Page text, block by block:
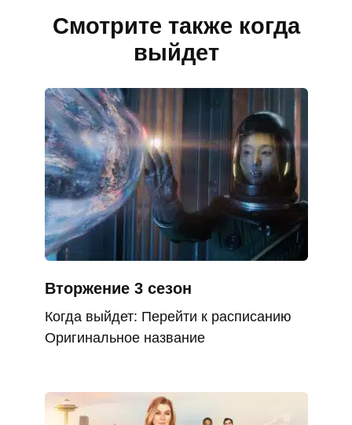
Смотрите также когда
выйдет
Вторжение 3 сезон
Когда выйдет: Перейти к расписанию
Оригинальное название